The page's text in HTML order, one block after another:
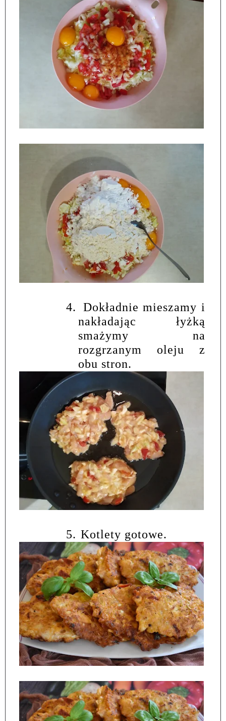
4.
Dokładnie mieszamy i
nakładając łyżką
smażymy na
rozgrzanym oleju z
obu stron.
5. Kotlety gotowe.